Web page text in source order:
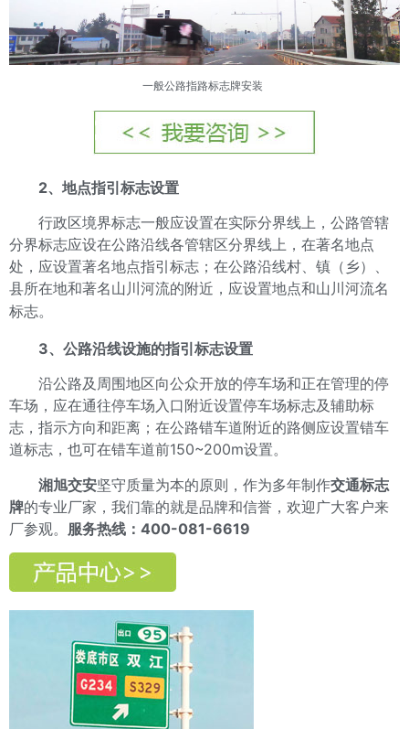
一般公路指路标志牌安装
2、地点指引标志设置
行政区境界标志一般应设置在实际分界线上，公路管辖
分界标志应设在公路沿线各管辖区分界线上，在著名地点
处，应设置著名地点指引标志；在公路沿线村、镇（乡）、
县所在地和著名山川河流的附近，应设置地点和山川河流名
标志。
3、公路沿线设施的指引标志设置
沿公路及周围地区向公众开放的停车场和正在管理的停
车场，应在通往停车场入口附近设置停车场标志及辅助标
志，指示方向和距离；在公路错车道附近的路侧应设置错车
道标志，也可在错车道前150~200m设置。
湘旭交安坚守质量为本的原则，作为多年制作交通标志
牌的专业厂家，我们靠的就是品牌和信誉，欢迎广大客户来
厂参观。 服务热线：400-081-6619